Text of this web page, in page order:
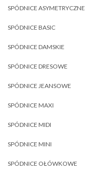
SPÓDNICE ASYMETRYCZNE
SPÓDNICE BASIC
SPÓDNICE DAMSKIE
SPÓDNICE DRESOWE
SPÓDNICE JEANSOWE
SPÓDNICE MAXI
SPÓDNICE MIDI
SPÓDNICE MINI
SPÓDNICE OŁÓWKOWE